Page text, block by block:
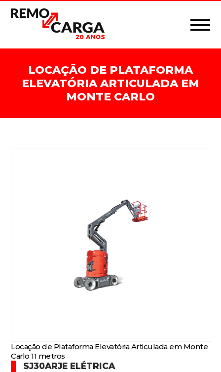
LOCAÇÃO DE PLATAFORMA
ELEVATÓRIA ARTICULADA EM
MONTE CARLO
Locação de Plataforma Elevatória Articulada em Monte
Carlo 11 metros
SJ30ARJE ELÉTRICA